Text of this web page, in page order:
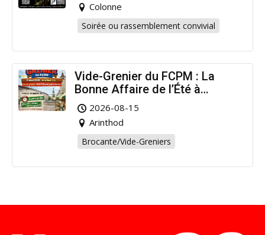
Colonne
Soirée ou rassemblement convivial
Vide-Grenier du FCPM : La
Bonne Affaire de l’Été à
Arinthod !
2026-08-15
Arinthod
Brocante/Vide-Greniers